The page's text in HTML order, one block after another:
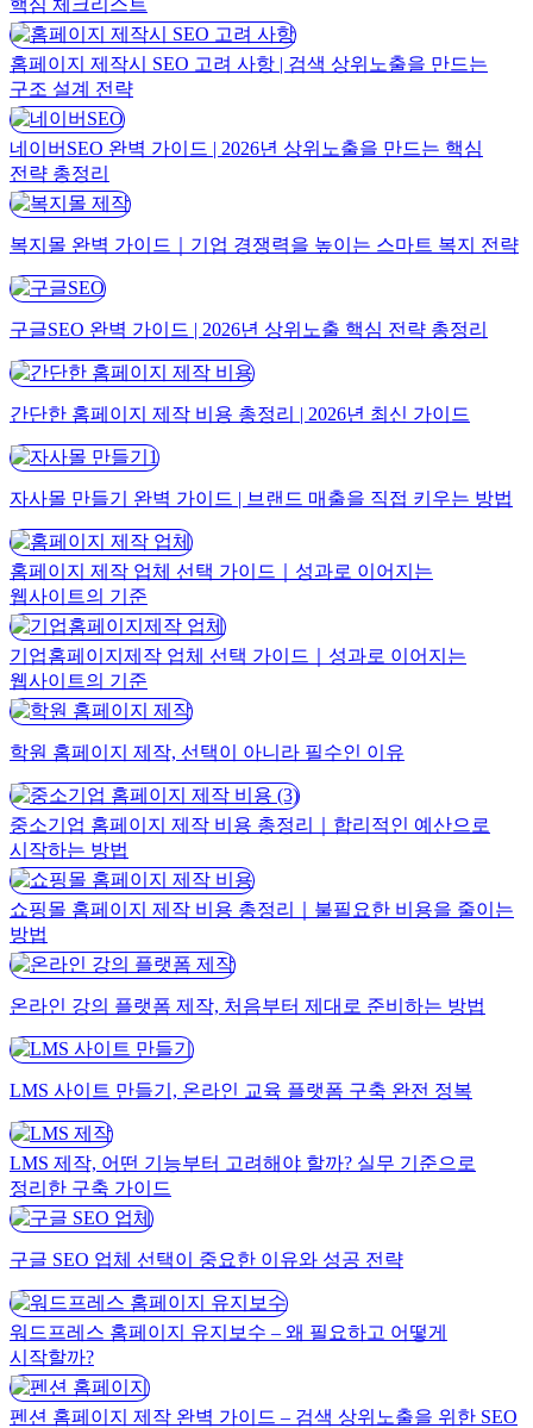
홈페이지 제작시 SEO 고려 사항 | 검색 상위노출을 만드는
구조 설계 전략
네이버SEO 완벽 가이드 | 2026년 상위노출을 만드는 핵심
전략 총정리
복지몰 완벽 가이드｜기업 경쟁력을 높이는 스마트 복지 전략
구글SEO 완벽 가이드 | 2026년 상위노출 핵심 전략 총정리
간단한 홈페이지 제작 비용 총정리 | 2026년 최신 가이드
자사몰 만들기 완벽 가이드 | 브랜드 매출을 직접 키우는 방법
홈페이지 제작 업체 선택 가이드｜성과로 이어지는
웹사이트의 기준
기업홈페이지제작 업체 선택 가이드｜성과로 이어지는
웹사이트의 기준
학원 홈페이지 제작, 선택이 아니라 필수인 이유
중소기업 홈페이지 제작 비용 총정리｜합리적인 예산으로
시작하는 방법
쇼핑몰 홈페이지 제작 비용 총정리｜불필요한 비용을 줄이는
방법
온라인 강의 플랫폼 제작, 처음부터 제대로 준비하는 방법
LMS 사이트 만들기, 온라인 교육 플랫폼 구축 완전 정복
LMS 제작, 어떤 기능부터 고려해야 할까? 실무 기준으로
정리한 구축 가이드
구글 SEO 업체 선택이 중요한 이유와 성공 전략
워드프레스 홈페이지 유지보수 – 왜 필요하고 어떻게
시작할까?
펜션 홈페이지 제작 완벽 가이드 – 검색 상위노출을 위한 SEO